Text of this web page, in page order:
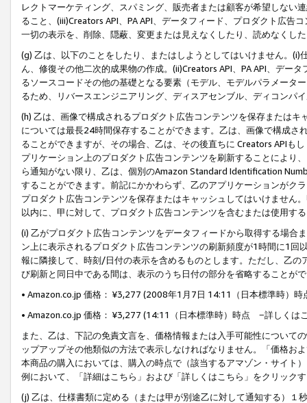
レクトマーケティング、スパミング、販売者または顧客が希望しない
ること、(iii)Creators API、PA API、データフィード、プロダクト広告
一切の表示を、削除、隠蔽、変更または見えなくしたり、読めなくし
(g) 乙は、以下のことをしたり、またはしようとしてはいけません。
ん、修復その他二次的成果物の作成。(ii)Creators API、PA API、デー
るソースコードその他の基礎となる要素（モデル、モデルパラメータ
るため、リバースエンジニアリング、ディスアセンブル、ディコンパ
(h) 乙は、画像で構成されるプロダクト広告コンテンツを保存または
については最長24時間保存することができます。乙は、画像で構成
ることができますが、その場合、乙は、その後直ちに Creators APIも
プリケーション上のプロダクト広告コンテンツを刷新することにより
ら通知がない限り、乙は、個別のAmazon Standard Identification
することができます。前記にかかわらず、乙のアプリケーションがク
プロダクト広告コンテンツを保存またはキャッシュしてはいけません
以内に、甲に対して、プロダクト広告コンテンツを含むまたは使用す
(i) 乙がプロダクト広告コンテンツをデータフィードから取得する場合
ン上に表示されるプロダクト広告コンテンツの刷新頻度が1時間に1
報に隣接して、時刻/日付の表示を含めるものとします。ただし、乙
び刷新と同日中である間は、表示のうち日付の部分を省略することが
• Amazon.co.jp 価格： ¥3,277 (2008年1月7日 14:11（日本標準時）
• Amazon.co.jp 価格： ¥3,277 (14:11（日本標準時）時点 −詳しくは
また、乙は、下記の免責文言を、価格情報または入手可能性について
ップアップその他類似の方法で表示しなければなりません。「価格
本商品の購入においては、購入の時点で（該当するアマゾン・サイト
例において、「詳細はこちら」および「詳しくはこちら」をクリック
(j) 乙は、仕様書類に定める（または甲が別途乙に対して通知する）